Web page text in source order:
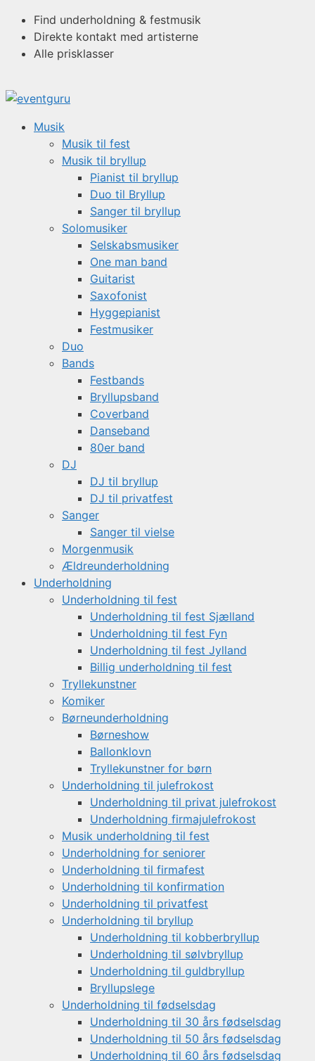
Hop
indhold
Find underholdning & festmusik
Direkte kontakt med artisterne
Alle prisklasser
Musik
Musik til fest
Musik til bryllup
Pianist til bryllup
Duo til Bryllup
Sanger til bryllup
Solomusiker
Selskabsmusiker
One man band
Guitarist
Saxofonist
Hyggepianist
Festmusiker
Duo
Bands
Festbands
Bryllupsband
Coverband
Danseband
80er band
DJ
DJ til bryllup
DJ til privatfest
Sanger
Sanger til vielse
Morgenmusik
Ældreunderholdning
Underholdning
Underholdning til fest
Underholdning til fest Sjælland
Underholdning til fest Fyn
Underholdning til fest Jylland
Billig underholdning til fest
Tryllekunstner
Komiker
Børneunderholdning
Børneshow
Ballonklovn
Tryllekunstner for børn
Underholdning til julefrokost
Underholdning til privat julefrokost
Underholdning firmajulefrokost
Musik underholdning til fest
Underholdning for seniorer
Underholdning til firmafest
Underholdning til konfirmation
Underholdning til privatfest
Underholdning til bryllup
Underholdning til kobberbryllup
Underholdning til sølvbryllup
Underholdning til guldbryllup
Bryllupslege
Underholdning til fødselsdag
Underholdning til 30 års fødselsdag
Underholdning til 50 års fødselsdag
Underholdning til 60 års fødselsdag